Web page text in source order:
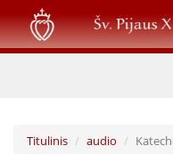
Pereiti
į
pagrindinį
Titulinis audio